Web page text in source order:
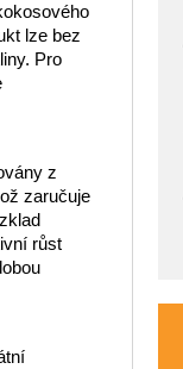
lze bez
Pro
z
zaručuje
růst